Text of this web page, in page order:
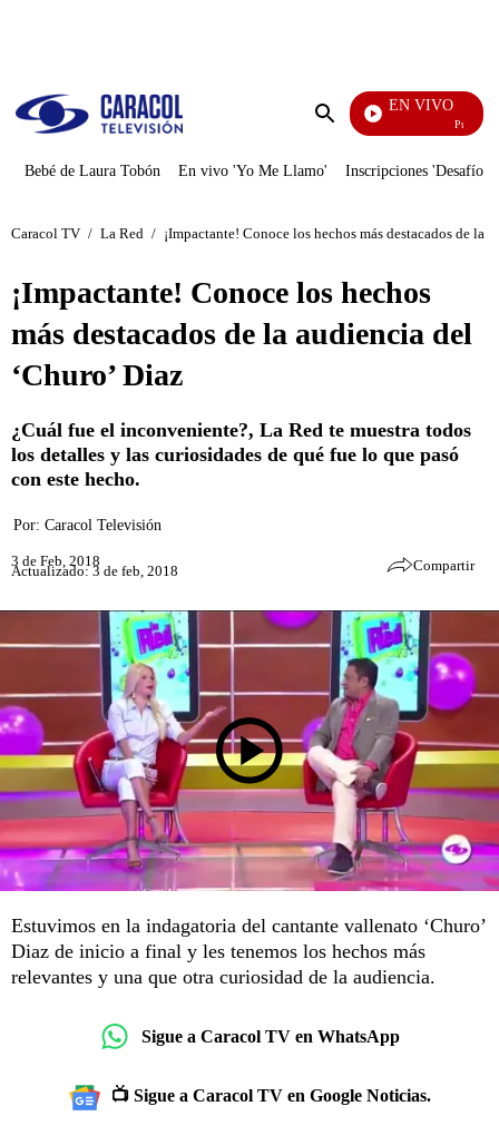
Enviar
EN VIVO
Pura
Bebé de Laura Tobón En vivo 'Yo Me Llamo' Inscripciones 'Desafío'
Caracol TV / La Red / ¡Impactante! Conoce los hechos más destacados de la
¡Impactante! Conoce los hechos
más destacados de la audiencia del
‘Churo’ Diaz
¿Cuál fue el inconveniente?, La Red te muestra todos
los detalles y las curiosidades de qué fue lo que pasó
con este hecho.
Por: Caracol Televisión
3 de Feb, 2018
Actualizado: 3 de feb, 2018 Compartir
Estuvimos en la indagatoria del cantante vallenato ‘Churo’
Diaz de inicio a final y les tenemos los hechos más
relevantes y una que otra curiosidad de la audiencia.
Sigue a Caracol TV en WhatsApp
📺 Sigue a Caracol TV en Google Noticias.